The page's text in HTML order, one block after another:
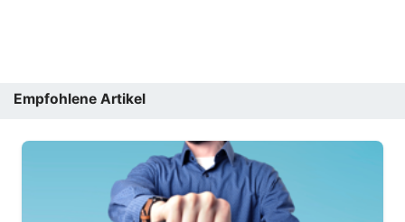
Empfohlene Artikel